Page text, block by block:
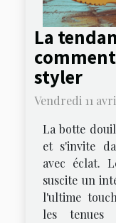
La
styler
Vendredi 11
La botte
et s'invite
avec éclat.
suscite un
l'ultime
les tenues